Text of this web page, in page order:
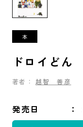
ドロイどん
著者： 越智 善彦
発売日